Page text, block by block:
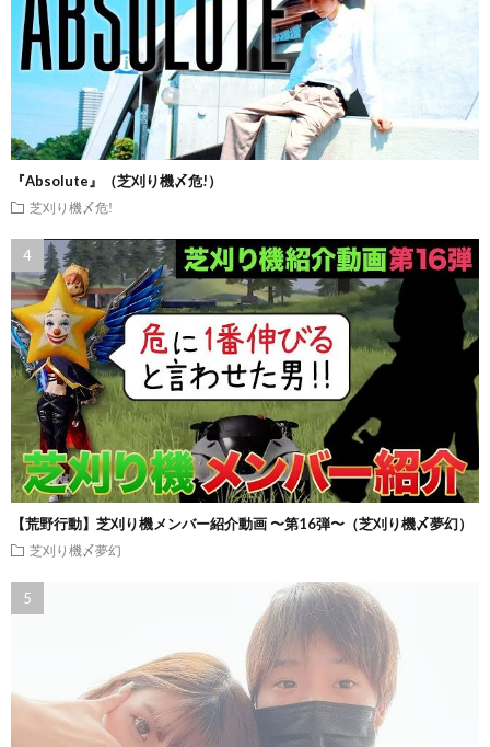
『Absolute』（芝刈り機〆危!）
芝刈り機〆危!
【荒野行動】芝刈り機メンバー紹介動画 〜第16弾〜（芝刈り機〆夢幻）
芝刈り機〆夢幻